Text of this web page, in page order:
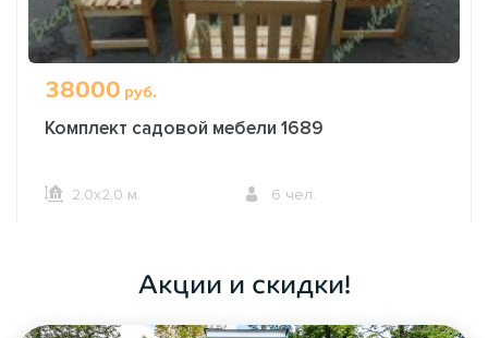
38000 руб.
Комплект садовой мебели 1689
2,0х2,0 м. 6 чел.
Акции и скидки!